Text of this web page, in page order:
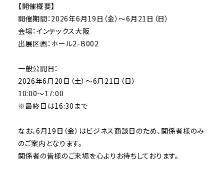
【開催概要】
開催期間：2026年6月19日（金）〜6月21日（日）
会場：インテックス大阪
出展区画：ホール2-B002
一般公開日：
2026年6月20日（土）〜6月21日（日）
10:00〜17:00
※最終日は16:30まで
なお、6月19日（金）はビジネス商談日のため、関係者様のみ
のご案内となります。
関係者の皆様のご来場を心よりお待ちしております。